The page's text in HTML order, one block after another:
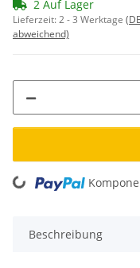
2 Auf Lager
Lieferzeit:2 - 3 Werktage
abweichend)
Beschreibung